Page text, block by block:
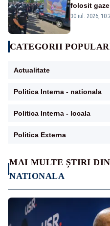
MAI MULTE ȘTIRI
NATIONALA
folosit
Poporului
30 iul. 2026,
CATEGORII
Actualitate
Politica Interna - nationala
Politica Interna - locala
Politica Externa